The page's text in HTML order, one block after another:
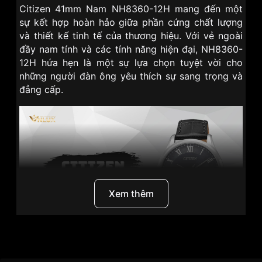
Citizen 41mm Nam NH8360-12H mang đến một
sự kết hợp hoàn hảo giữa phần cứng chất lượng
và thiết kế tinh tế của thương hiệu. Với vẻ ngoài
đầy nam tính và các tính năng hiện đại, NH8360-
12H hứa hẹn là một sự lựa chọn tuyệt vời cho
những người đàn ông yêu thích sự sang trọng và
đẳng cấp.
Xem thêm